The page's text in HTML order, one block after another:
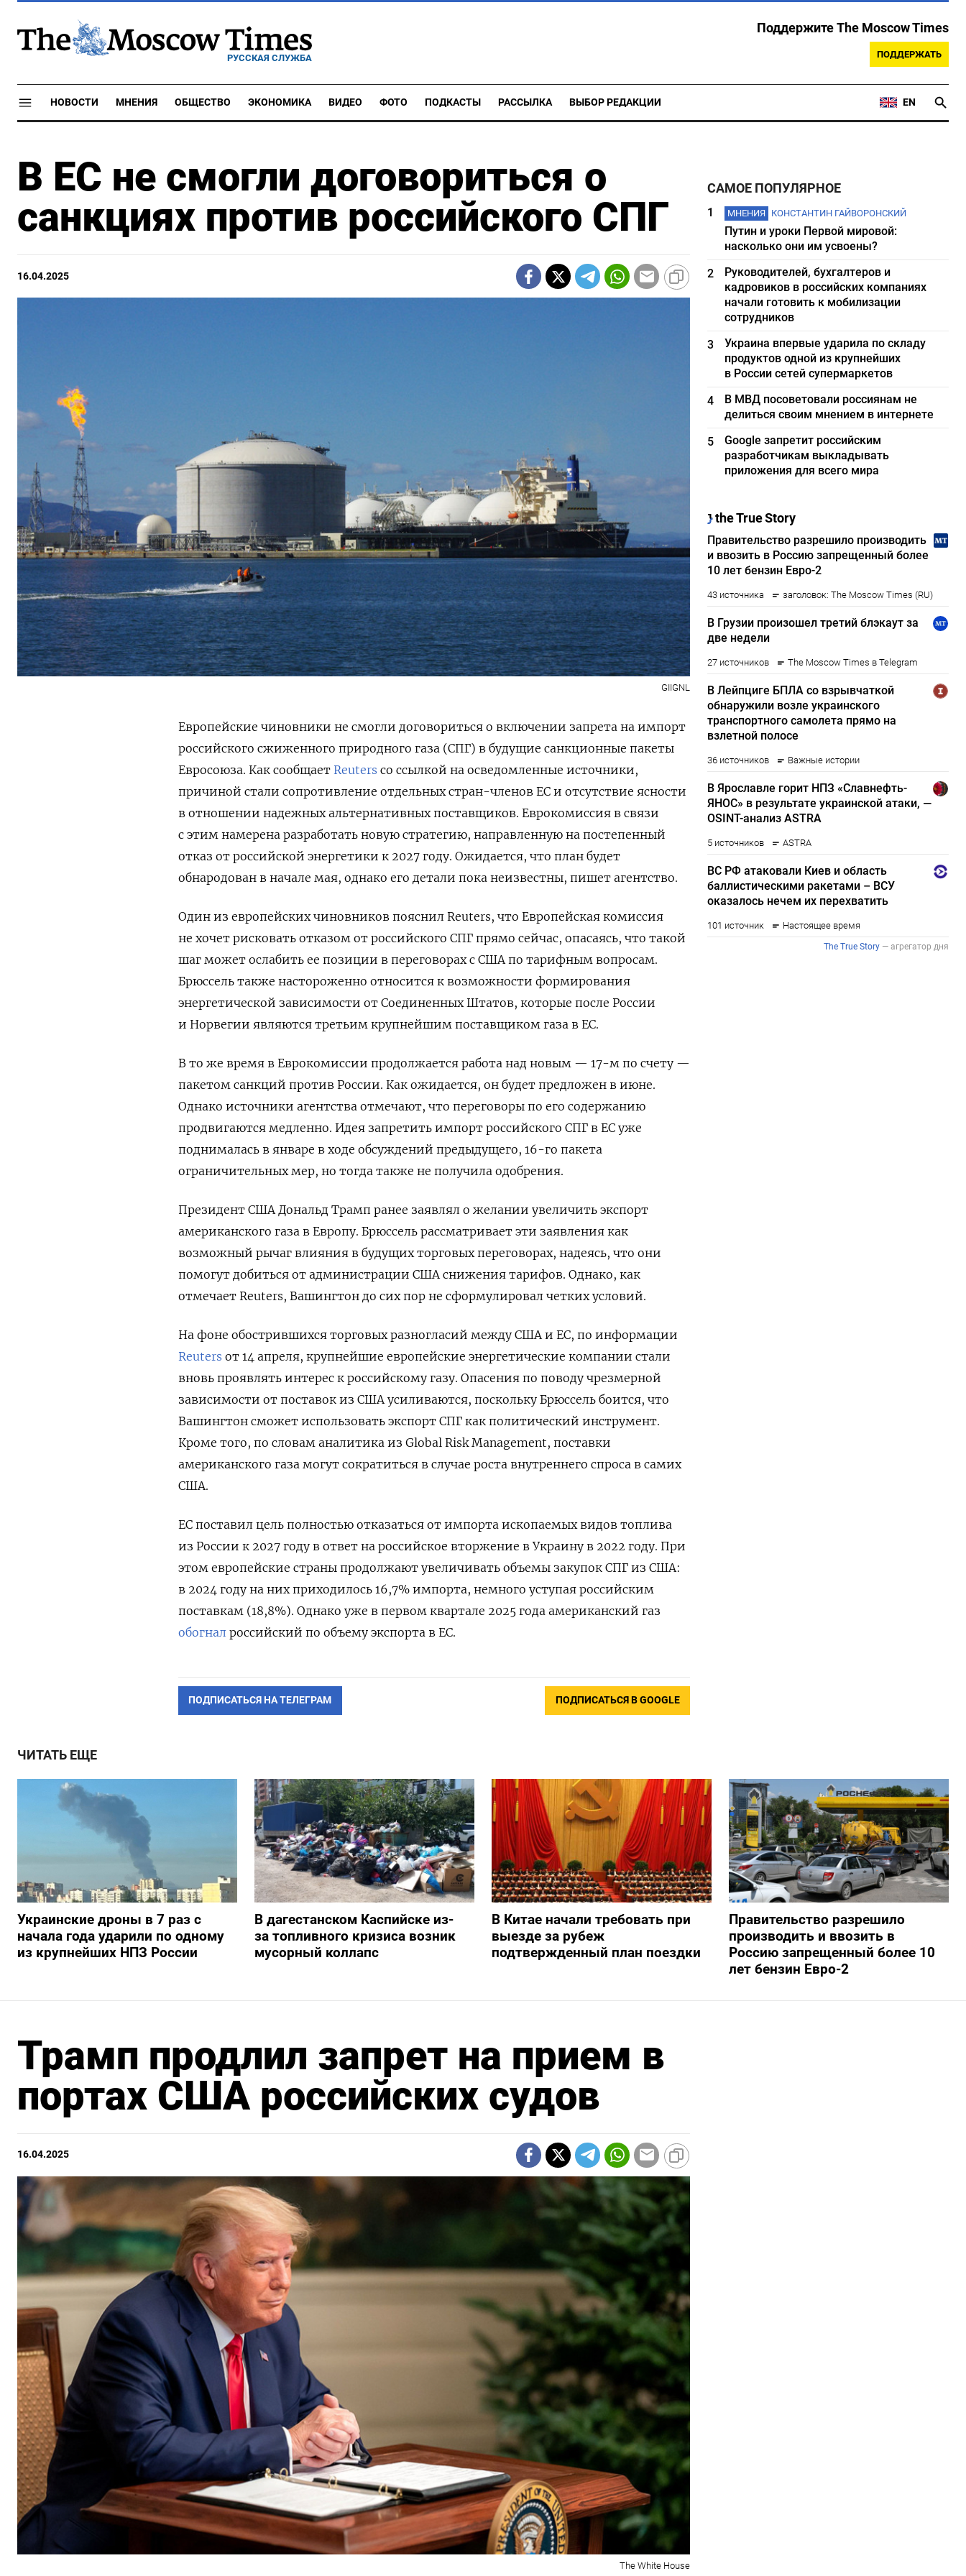
РУССКАЯ СЛУЖБА
Поддержите The Moscow Times
ПОДДЕРЖАТЬ
НОВОСТИ МНЕНИЯ ОБЩЕСТВО ЭКОНОМИКА ВИДЕО ФОТО ПОДКАСТЫ РАССЫЛКА ВЫБОР РЕДАКЦИИ EN
В ЕС не смогли договориться о
санкциях против российского СПГ
16.04.2025
GIIGNL
Европейские чиновники не смогли договориться о включении запрета на импорт
российского сжиженного природного газа (СПГ) в будущие санкционные пакеты
Евросоюза. Как сообщает Reuters со ссылкой на осведомленные источники,
причиной стали сопротивление отдельных стран-членов ЕС и отсутствие ясности
в отношении надежных альтернативных поставщиков. Еврокомиссия в связи
с этим намерена разработать новую стратегию, направленную на постепенный
отказ от российской энергетики к 2027 году. Ожидается, что план будет
обнародован в начале мая, однако его детали пока неизвестны, пишет агентство.
Один из европейских чиновников пояснил Reuters, что Европейская комиссия
не хочет рисковать отказом от российского СПГ прямо сейчас, опасаясь, что такой
шаг может ослабить ее позиции в переговорах с США по тарифным вопросам.
Брюссель также настороженно относится к возможности формирования
энергетической зависимости от Соединенных Штатов, которые после России
и Норвегии являются третьим крупнейшим поставщиком газа в ЕС.
В то же время в Еврокомиссии продолжается работа над новым — 17-м по счету —
пакетом санкций против России. Как ожидается, он будет предложен в июне.
Однако источники агентства отмечают, что переговоры по его содержанию
продвигаются медленно. Идея запретить импорт российского СПГ в ЕС уже
поднималась в январе в ходе обсуждений предыдущего, 16-го пакета
ограничительных мер, но тогда также не получила одобрения.
Президент США Дональд Трамп ранее заявлял о желании увеличить экспорт
американского газа в Европу. Брюссель рассматривает эти заявления как
возможный рычаг влияния в будущих торговых переговорах, надеясь, что они
помогут добиться от администрации США снижения тарифов. Однако, как
отмечает Reuters, Вашингтон до сих пор не сформулировал четких условий.
На фоне обострившихся торговых разногласий между США и ЕС, по информации
Reuters от 14 апреля, крупнейшие европейские энергетические компании стали
вновь проявлять интерес к российскому газу. Опасения по поводу чрезмерной
зависимости от поставок из США усиливаются, поскольку Брюссель боится, что
Вашингтон сможет использовать экспорт СПГ как политический инструмент.
Кроме того, по словам аналитика из Global Risk Management, поставки
американского газа могут сократиться в случае роста внутреннего спроса в самих
США.
ЕС поставил цель полностью отказаться от импорта ископаемых видов топлива
из России к 2027 году в ответ на российское вторжение в Украину в 2022 году. При
этом европейские страны продолжают увеличивать объемы закупок СПГ из США:
в 2024 году на них приходилось 16,7% импорта, немного уступая российским
поставкам (18,8%). Однако уже в первом квартале 2025 года американский газ
обогнал российский по объему экспорта в ЕС.
ПОДПИСАТЬСЯ НА ТЕЛЕГРАМ ПОДПИСАТЬСЯ В GOOGLE
САМОЕ ПОПУЛЯРНОЕ
1 МНЕНИЯ КОНСТАНТИН ГАЙВОРОНСКИЙ
Путин и уроки Первой мировой:
насколько они им усвоены?
2
Руководителей, бухгалтеров и
кадровиков в российских компаниях
начали готовить к мобилизации
сотрудников
3
Украина впервые ударила по складу
продуктов одной из крупнейших
в России сетей супермаркетов
4
В МВД посоветовали россиянам не
делиться своим мнением в интернете
5
Google запретит российским
разработчикам выкладывать
приложения для всего мира
ЧИТАТЬ ЕЩЕ
Украинские дроны в 7 раз с
начала года ударили по одному
из крупнейших НПЗ России
В дагестанском Каспийске из-
за топливного кризиса возник
мусорный коллапс
В Китае начали требовать при
выезде за рубеж
подтвержденный план поездки
Правительство разрешило
производить и ввозить в
Россию запрещенный более 10
лет бензин Евро-2
Трамп продлил запрет на прием в
портах США российских судов
16.04.2025
The White House